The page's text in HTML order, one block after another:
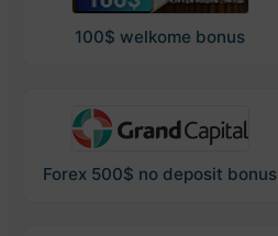
100$ welkome bonus
Forex 500$ no deposit bonus